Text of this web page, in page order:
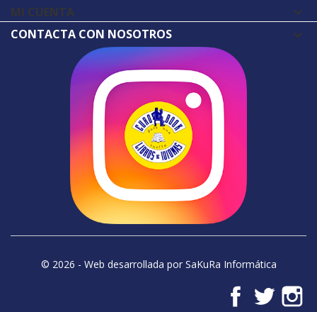
MI CUENTA 
CONTACTA CON NOSOTROS
© 2026 - Web desarrollada por SaKuRa Informática